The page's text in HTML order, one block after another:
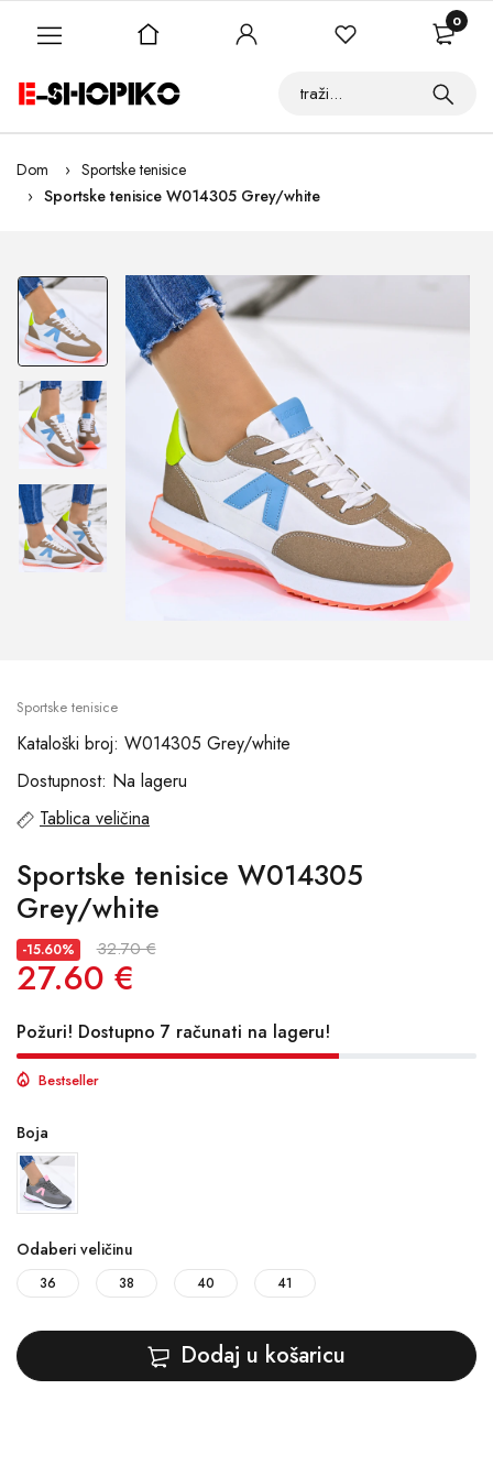
Dom
Sportske tenisice
Sportske tenisice W014305 Grey/white
Sportske tenisice
Kataloški broj: W014305 Grey/white
Dostupnost: Na lageru
Tablica veličina
Sportske tenisice W014305
Grey/white
-15.60% 32.70 €
27.60 €
Požuri! Dostupno 7 računati na lageru!
Bestseller
Boja
Odaberi veličinu
36 38 40 41
Dodaj u košaricu
0